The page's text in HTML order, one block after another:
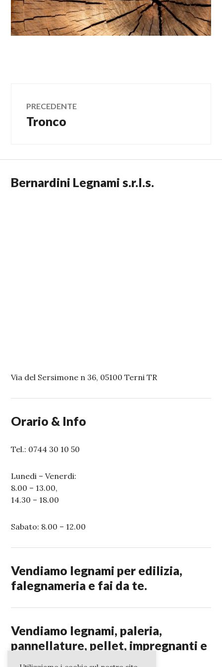
Navigazione
articoli
PRECEDENTE
Articolo
Tronco
Bernardini Legnami s.r.l.s.
Via del Sersimone n 36, 05100 Terni TR
Orario & Info
Tel.: 0744 30 10 50
Lunedi – Venerdi:
8.00 – 13.00,
14.30 – 18.00
Sabato: 8.00 – 12.00
Vendiamo legnami per edilizia,
falegnameria e fai da te.
Vendiamo legnami, paleria,
pannellature, pellet, impregnanti e